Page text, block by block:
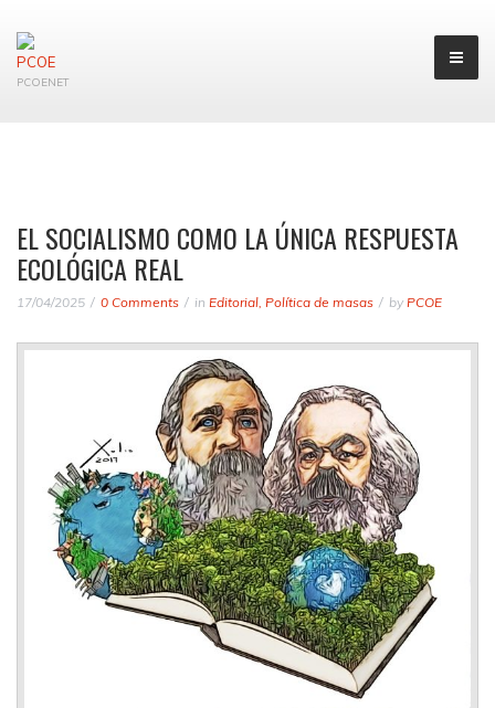
PCOENET
EL SOCIALISMO COMO LA ÚNICA RESPUESTA
ECOLÓGICA REAL
17/04/2025 0 Comments in Editorial, Política de masas by PCOE